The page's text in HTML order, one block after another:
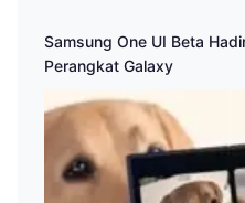
Samsung One UI Beta
Perangkat Galaxy